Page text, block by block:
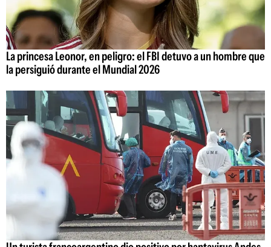
La princesa Leonor, en peligro: el FBI detuvo a un hombre que
la persiguió durante el Mundial 2026